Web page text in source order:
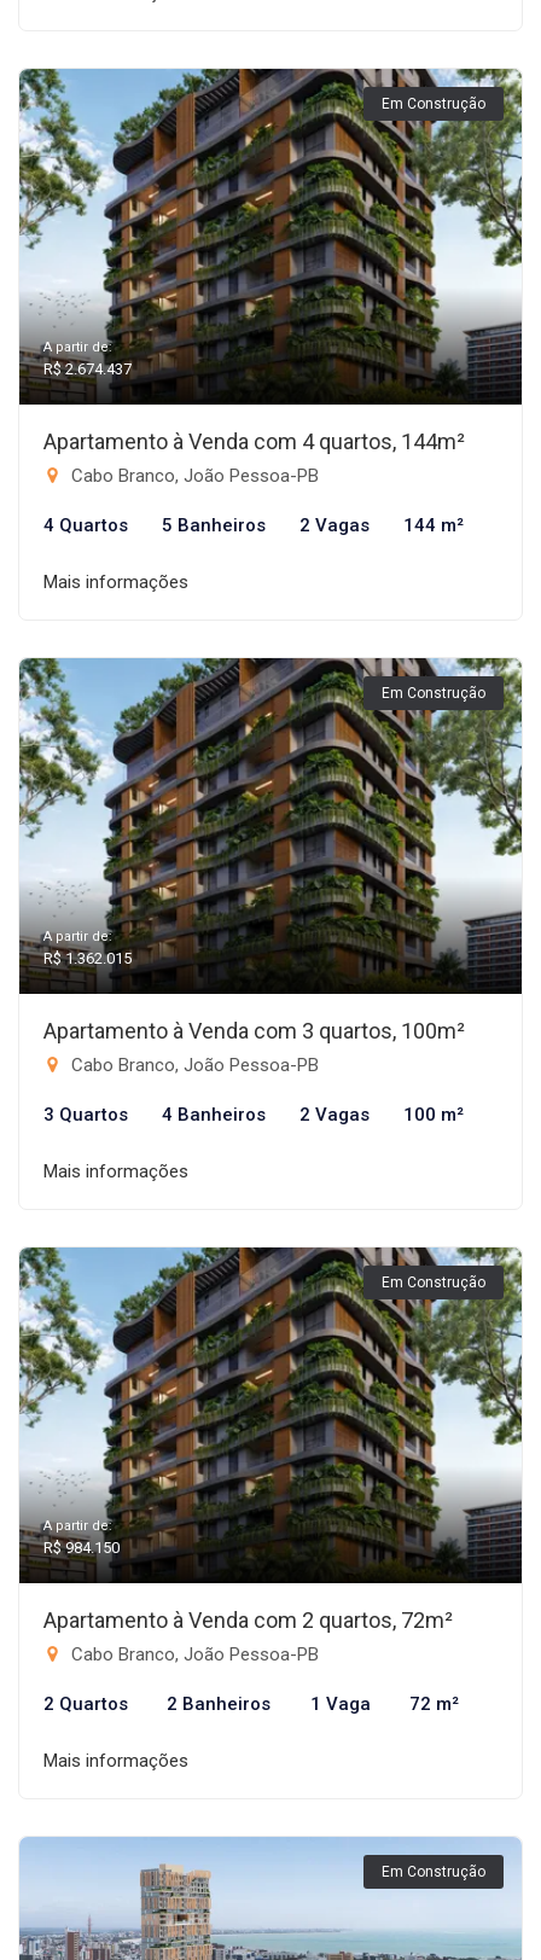
Em Construção
A partir de:
R$ 2.674.437
Apartamento à Venda com 4 quartos, 144m²
Cabo Branco, João Pessoa-PB
4 Quartos 5 Banheiros 2 Vagas 144 m²
Mais informações
Em Construção
A partir de:
R$ 1.362.015
Apartamento à Venda com 3 quartos, 100m²
Cabo Branco, João Pessoa-PB
3 Quartos 4 Banheiros 2 Vagas 100 m²
Mais informações
Em Construção
A partir de:
R$ 984.150
Apartamento à Venda com 2 quartos, 72m²
Cabo Branco, João Pessoa-PB
2 Quartos 2 Banheiros 1 Vaga 72 m²
Mais informações
Em Construção